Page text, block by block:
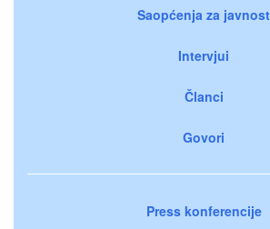
Saopćenja za javnost
Intervjui
Članci
Govori
Press konferencije